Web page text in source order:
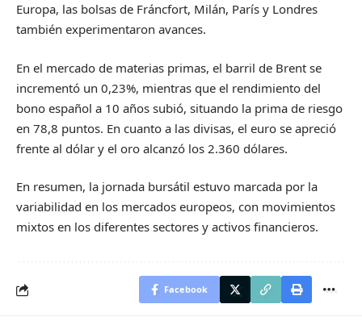
Europa, las bolsas de Fráncfort, Milán, París y Londres
también experimentaron avances.
En el mercado de materias primas, el barril de Brent se
incrementó un 0,23%, mientras que el rendimiento del
bono español a 10 años subió, situando la prima de riesgo
en 78,8 puntos. En cuanto a las divisas, el euro se apreció
frente al dólar y el oro alcanzó los 2.360 dólares.
En resumen, la jornada bursátil estuvo marcada por la
variabilidad en los mercados europeos, con movimientos
mixtos en los diferentes sectores y activos financieros.
Facebook